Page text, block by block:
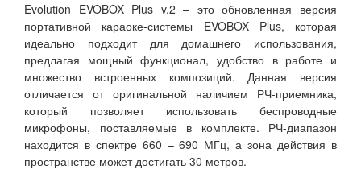
Evolution EVOBOX Plus v.2 – это обновленная версия
портативной караоке-системы EVOBOX Plus, которая
идеально подходит для домашнего использования,
предлагая мощный функционал, удобство в работе и
множество встроенных композиций. Данная версия
отличается от оригинальной наличием РЧ-приемника,
который позволяет использовать беспроводные
микрофоны, поставляемые в комплекте. РЧ-диапазон
находится в спектре 660 – 690 МГц, а зона действия в
пространстве может достигать 30 метров.